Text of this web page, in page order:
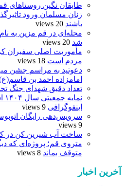
طایقان نگین روستاهای
زنان مسلمان ورود
باشند 20 views
محله‌ای در قم مزین به
شد 20 views
مأموریت اصلی سفیران
مردم است 18 views
دعوتید به مراسم جشن
امامزاده احمد بن
تعداد دقیق شهدای جنگ
اینفوگرافی 9 views
سرویس‌دهی رایگان
9 views
ساخت آب شیرین کن در
متروی قم؛ پروژه‌ای که
متوقف بماند 8 views
آخرین اخبار